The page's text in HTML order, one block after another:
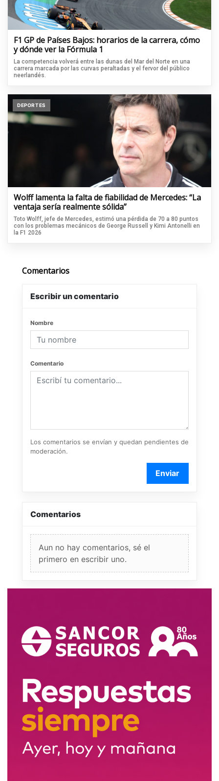
F1 GP de Países Bajos: horarios de la carrera, cómo
y dónde ver la Fórmula 1
La competencia volverá entre las dunas del Mar del Norte en una
carrera marcada por las curvas peraltadas y el fervor del público
neerlandés.
DEPORTES
Wolff lamenta la falta de fiabilidad de Mercedes: “La
ventaja sería realmente sólida”
Toto Wolff, jefe de Mercedes, estimó una pérdida de 70 a 80 puntos
con los problemas mecánicos de George Russell y Kimi Antonelli en
la F1 2026
Comentarios
Escribir un comentario
Nombre
Comentario
Los comentarios se envían y quedan pendientes de
moderación.
Enviar
Comentarios
Aun no hay comentarios, sé el
primero en escribir uno.